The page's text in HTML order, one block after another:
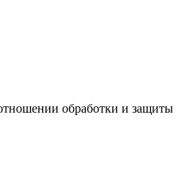
обработки и защиты